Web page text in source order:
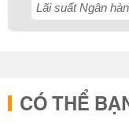
Lãi suất Ngân
CÓ THỂ